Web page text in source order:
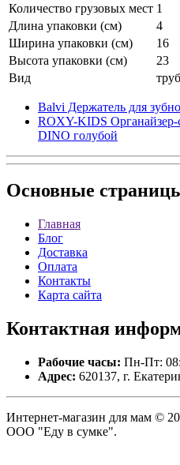
Количество грузовых мест 1
Длина упаковки (см)
4
Ширина упаковки (см)
16
Высота упаковки (см)
23
Вид
Balvi Держатель для
ROXY-KIDS
DINO голубой
Основные
Главная
Блог
Доставка
Оплата
Контакты
Карта сайта
Контактная
Рабочие часы: Пн-Пт:
Адрес: 620137, г.
Интернет-магазин для мам ©
ООО "Еду в сумке".